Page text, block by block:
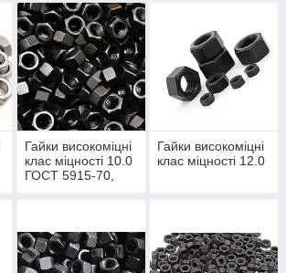
опором, що не менше або
МПа, належать до
кріплення. Виходячи з цього
міцності для високоміцної
гайки
8.
одним числом. Якщо
на 10, отримаємо тимчасовий опір в
характеристики високоміцних гайок
Гайки високоміцні
клас міцності 10.0
ГОСТ 5915-70,
Гайки високоміцні
клас міцності 12.0